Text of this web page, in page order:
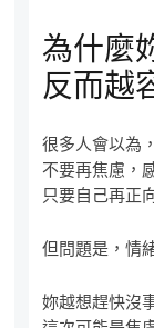
為什麼
反而越
很多人會以為
不要再焦慮，
只要自己再正
但問題是，情
妳越想趕快沒